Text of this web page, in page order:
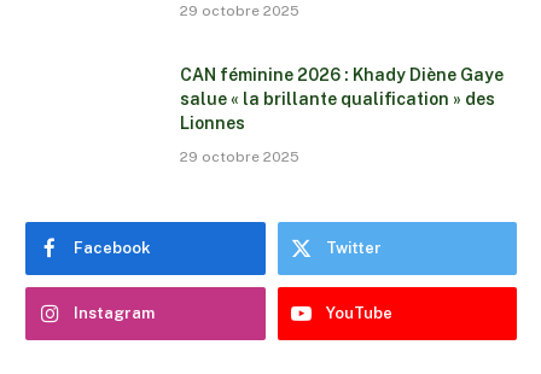
29 octobre 2025
CAN féminine 2026 : Khady Diène Gaye
salue « la brillante qualification » des
Lionnes
29 octobre 2025
Facebook Twitter
Instagram YouTube